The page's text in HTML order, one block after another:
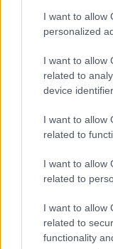
I want to allow
personalized
I want to allow
related to
device
I want to allow
related to
I want to allow
related to
I want to allow
related to
functionality
Van az az